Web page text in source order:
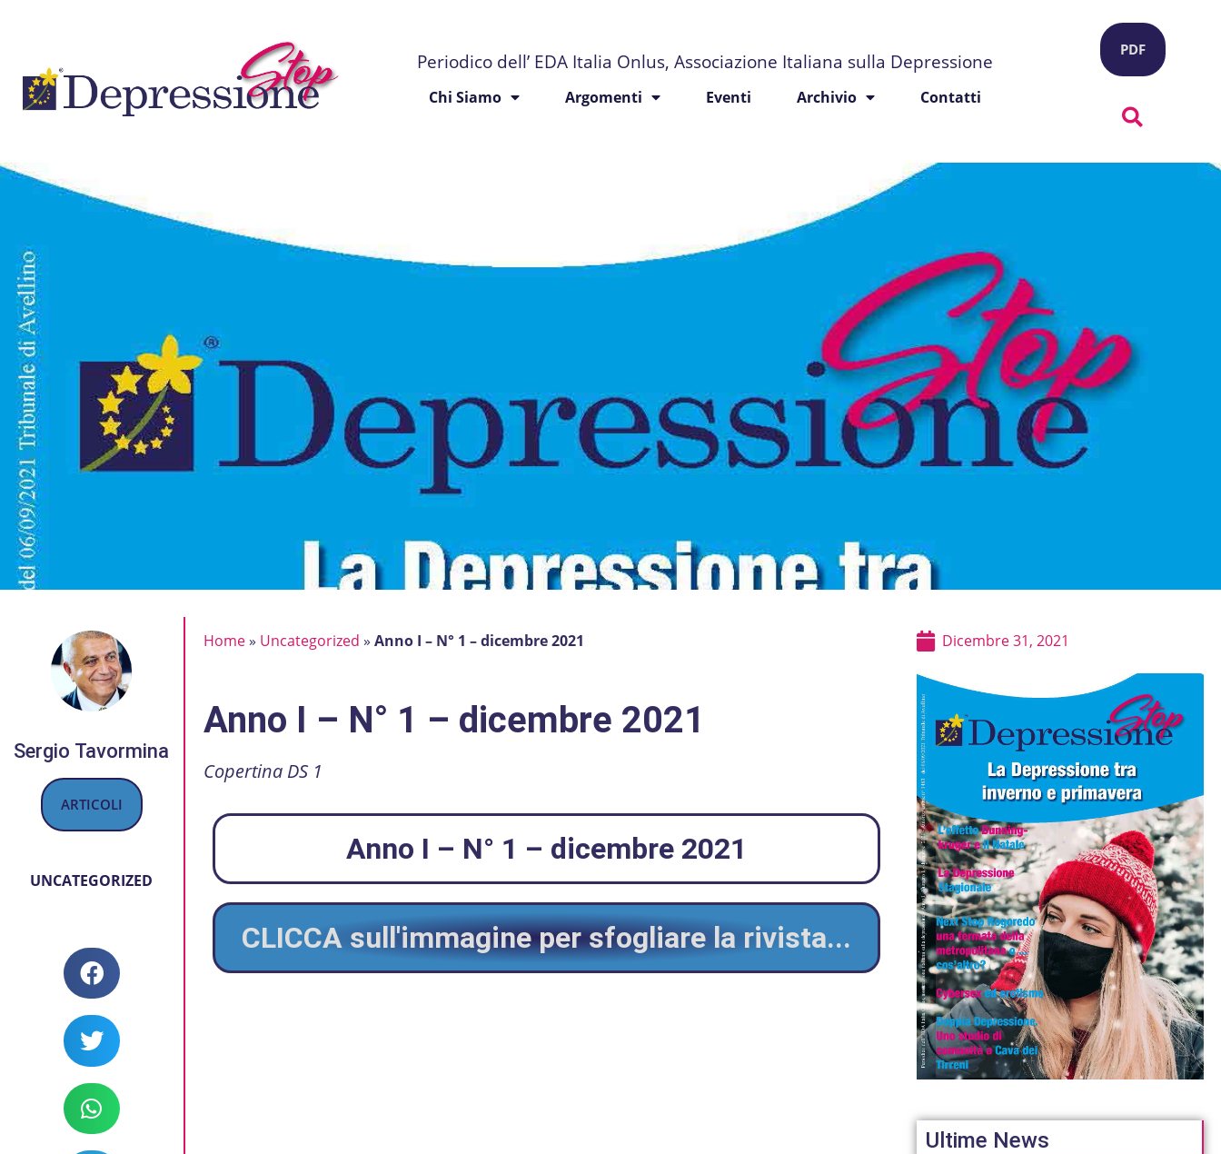
Periodico dell’ EDA Italia Onlus, Associazione Italiana sulla Depressione
Chi Siamo Argomenti Eventi Archivio Contatti
PDF
Sergio Tavormina
ARTICOLI
UNCATEGORIZED
Home» Uncategorized » Anno I – N° 1 – dicembre 2021
Anno I – N° 1 – dicembre 2021
Copertina DS 1
Anno I – N° 1 – dicembre 2021
CLICCA sull'immagine per sfogliare la rivista...
Dicembre 31, 2021
Ultime News